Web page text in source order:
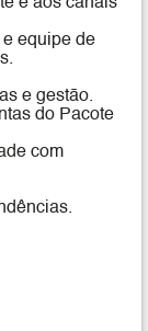
e aos canais
equipe de
e gestão.
do Pacote
com